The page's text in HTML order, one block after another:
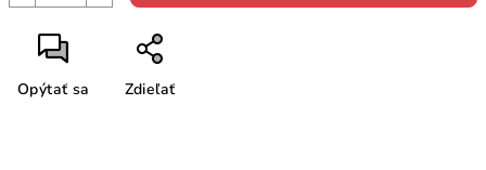
Opýtať sa Zdieľať